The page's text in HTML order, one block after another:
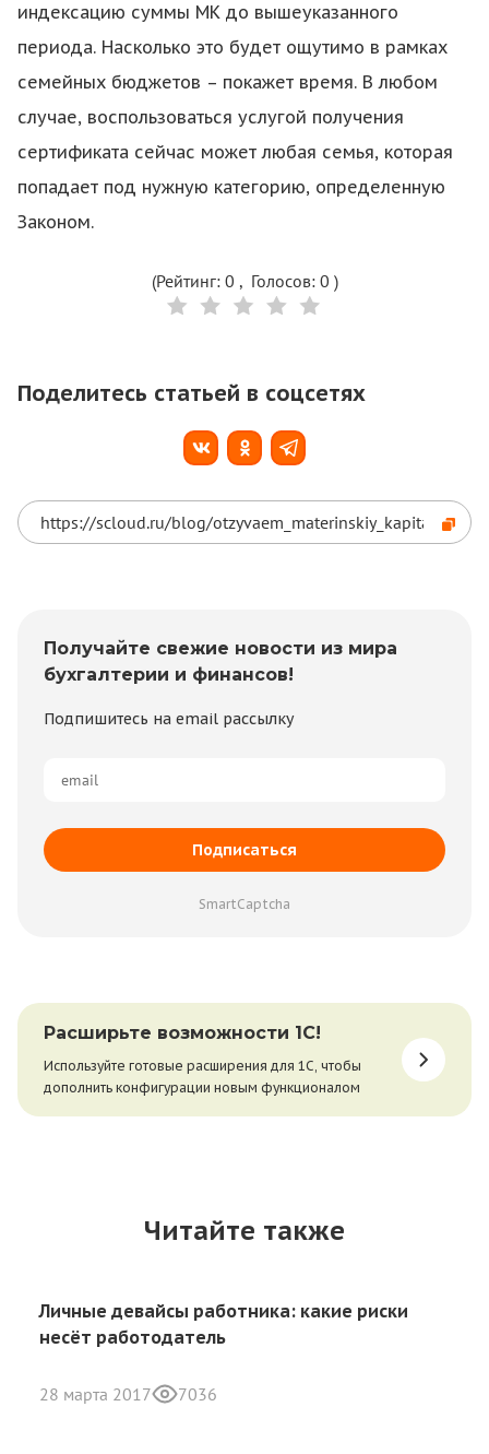
индексацию суммы МК до вышеуказанного
периода. Насколько это будет ощутимо в рамках
семейных бюджетов – покажет время. В любом
случае, воспользоваться услугой получения
сертификата сейчас может любая семья, которая
попадает под нужную категорию, определенную
Законом.
(Рейтинг: 0 , Голосов: 0 )
Поделитесь статьей в соцсетях
Получайте свежие новости из мира
бухгалтерии и финансов!
Подпишитесь на email рассылку
Подписаться
SmartCaptcha
Расширьте возможности 1С!
Используйте готовые расширения для 1С, чтобы
дополнить конфигурации новым функционалом
Читайте также
Личные девайсы работника: какие риски
несёт работодатель
28 марта 2017 7036